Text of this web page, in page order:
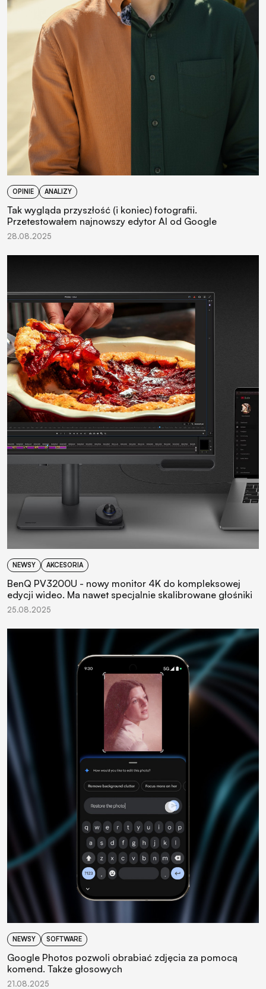
OPINIE ANALIZY
Tak wygląda przyszłość (i koniec) fotografii.
Przetestowałem najnowszy edytor AI od Google
28.08.2025
NEWSY AKCESORIA
BenQ PV3200U - nowy monitor 4K do kompleksowej
edycji wideo. Ma nawet specjalnie skalibrowane głośniki
25.08.2025
NEWSY SOFTWARE
Google Photos pozwoli obrabiać zdjęcia za pomocą
komend. Także głosowych
21.08.2025